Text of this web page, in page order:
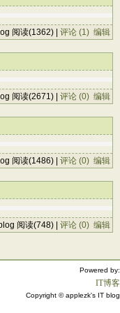
阅读(1362) | 评论 (1) 编辑
阅读(2671) | 评论 (0) 编辑
阅读(1486) | 评论 (0) 编辑
阅读(748) | 评论 (0) 编辑
Powered by:
IT博客
Copyright © applezk's IT blog